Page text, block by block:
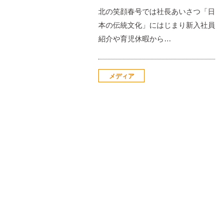
北の笑顔春号では社長あいさつ「日
本の伝統文化」にはじまり新入社員
紹介や育児休暇から…
メディア